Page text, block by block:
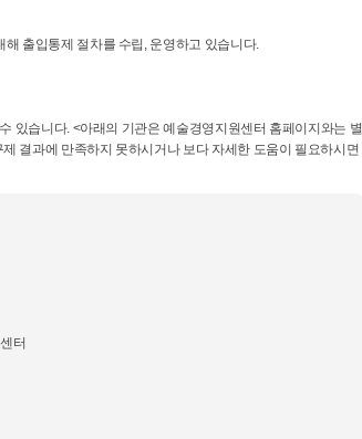
출입통제 절차를 수립, 운영하고 있습니다.
있습니다. <아래의 기관은 예술경영지원센터 홈페이지와는 별
결과에 만족하지 못하시거나 보다 자세한 도움이 필요하시면
터